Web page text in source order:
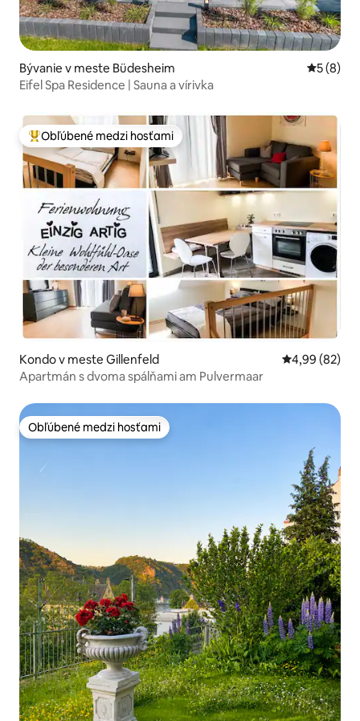
Bývanie v meste Büdesheim
5 (8)
Eifel Spa Residence | Sauna a vírivka
Najobľúbenejšie medzi hosťami
Obľúbené medzi hosťami
Kondo v meste Gillenfeld Priemerné
4,99 (82)
Apartmán s dvoma spálňami am Pulvermaar
Obľúbené medzi hosťami
Obľúbené medzi hosťami